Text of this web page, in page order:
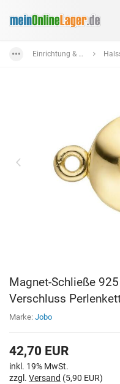
Einrichtung & Wohnaccessoires
Magnet-Schließe
Verschluss
Marke: Jobo
42,70 EUR
inkl. 19% MwSt.
zzgl. Versand (5,90 EUR)